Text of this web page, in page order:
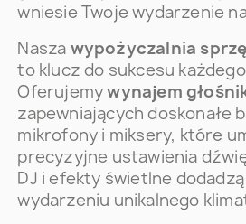
wniesie Twoje wydarzenie
Nasza wypożyczalnia
to klucz do sukcesu
Oferujemywynajem
zapewniających doskonałe
mikrofony i miksery, które
precyzyjne ustawienia
DJ i efekty świetlne
wydarzeniu unikalnego